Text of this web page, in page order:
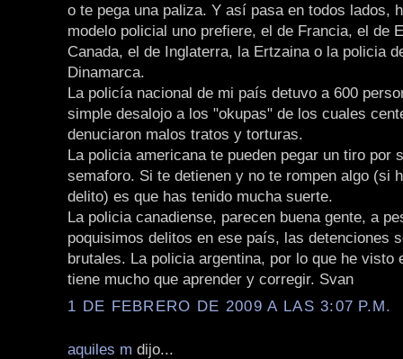
o te pega una paliza. Y así pasa en todos lados,
modelo policial uno prefiere, el de Francia, el de
Canada, el de Inglaterra, la Ertzaina o la policia
Dinamarca.
La policía nacional de mi país detuvo a 600
simple desalojo a los "okupas" de los cuales
denuciaron malos tratos y torturas.
La policia americana te pueden pegar un tiro por
semaforo. Si te detienen y no te rompen algo (si
delito) es que has tenido mucha suerte.
La policia canadiense, parecen buena gente, a
poquisimos delitos en ese país, las detenciones
brutales. La policia argentina, por lo que he visto
tiene mucho que aprender y corregir. Svan
1 DE FEBRERO DE 2009 A LAS 3:07 P.M.
aquiles m dijo...